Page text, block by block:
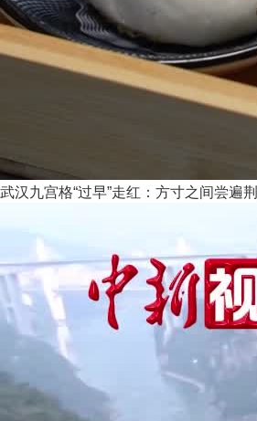
武汉九宫格“过早”走红：方寸之间尝遍